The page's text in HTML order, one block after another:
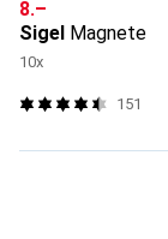
CHF
8.–
Sigel Magnete
10x
151